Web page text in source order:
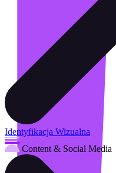
Identyfikacja Wizualna
Content & Social Media